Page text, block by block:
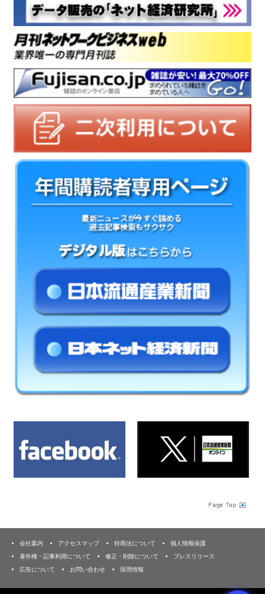
会社案内 アクセスマップ 特商法について
個人情報保護
著作権・記事利用について
修正・削除について
プレスリリース
広告について
お問い合わせ 採用情報